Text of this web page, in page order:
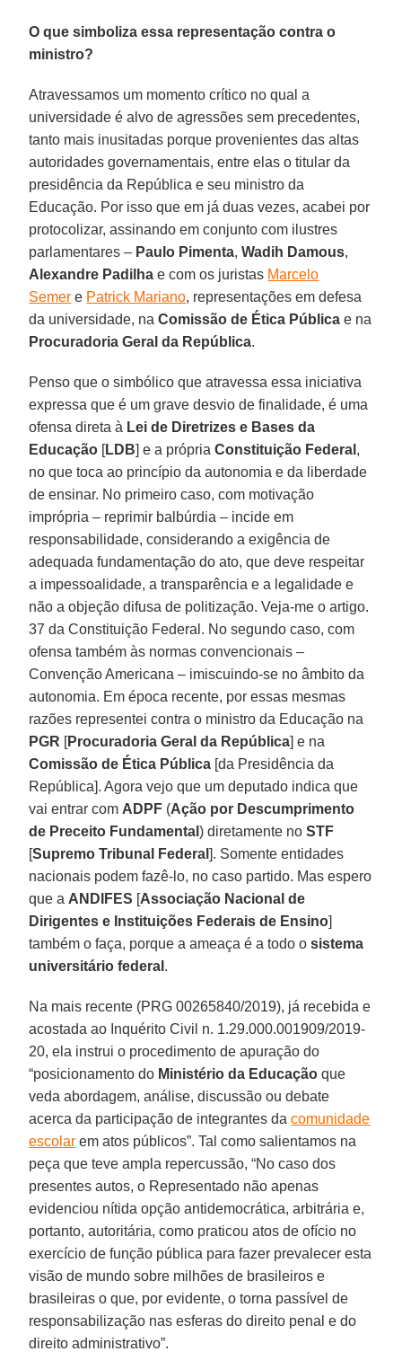
O que simboliza essa representação contra o
ministro?
Atravessamos um momento crítico no qual a
universidade é alvo de agressões sem precedentes,
tanto mais inusitadas porque provenientes das altas
autoridades governamentais, entre elas o titular da
presidência da República e seu ministro da
Educação. Por isso que em já duas vezes, acabei por
protocolizar, assinando em conjunto com ilustres
parlamentares – Paulo Pimenta,Wadih Damous,
Alexandre Padilha e com os juristas Marcelo
Semer e Patrick Mariano, representações em defesa
da universidade, naComissão de Ética Pública e na
Procuradoria Geral da República.
Penso que o simbólico que atravessa essa iniciativa
expressa que é um grave desvio de finalidade, é uma
ofensa direta à Lei de Diretrizes e Bases da
Educação [LDB] e a própriaConstituição Federal ,
no que toca ao princípio da autonomia e da liberdade
de ensinar. No primeiro caso, com motivação
imprópria – reprimir balbúrdia – incide em
responsabilidade, considerando a exigência de
adequada fundamentação do ato, que deve respeitar
a impessoalidade, a transparência e a legalidade e
não a objeção difusa de politização. Veja-me o artigo.
37 da Constituição Federal. No segundo caso, com
ofensa também às normas convencionais –
Convenção Americana – imiscuindo-se no âmbito da
autonomia. Em época recente, por essas mesmas
razões representei contra o ministro da Educação na
PGR [Procuradoria Geral da República] e na
Comissão de Ética Pública [da Presidência da
República]. Agora vejo que um deputado indica que
vai entrar com ADPF (Ação por Descumprimento
de Preceito Fundamental) diretamente noSTF
[Supremo Tribunal Federal]. Somente entidades
nacionais podem fazê-lo, no caso partido. Mas espero
que a ANDIFES [Associação Nacional de
Dirigentes e Instituições Federais de Ensino]
também o faça, porque a ameaça é a todo osistema
universitário federal .
Na mais recente (PRG 00265840/2019), já recebida e
acostada ao Inquérito Civil n. 1.29.000.001909/2019-
20, ela instrui o procedimento de apuração do
“posicionamento do Ministério da Educação que
veda abordagem, análise, discussão ou debate
acerca da participação de integrantes dacomunidade
escolar em atos públicos”. Tal como salientamos na
peça que teve ampla repercussão, “No caso dos
presentes autos, o Representado não apenas
evidenciou nítida opção antidemocrática, arbitrária e,
portanto, autoritária, como praticou atos de ofício no
exercício de função pública para fazer prevalecer esta
visão de mundo sobre milhões de brasileiros e
brasileiras o que, por evidente, o torna passível de
responsabilização nas esferas do direito penal e do
direito administrativo”.